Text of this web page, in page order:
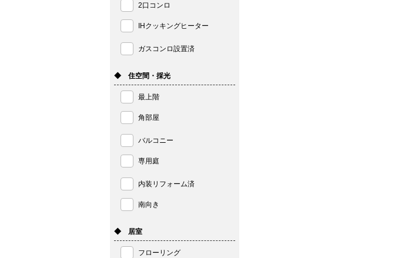
2口コンロ
IHクッキングヒーター
ガスコンロ設置済
◆ 住空間・採光
最上階
角部屋
バルコニー
専用庭
内装リフォーム済
南向き
◆ 居室
フローリング